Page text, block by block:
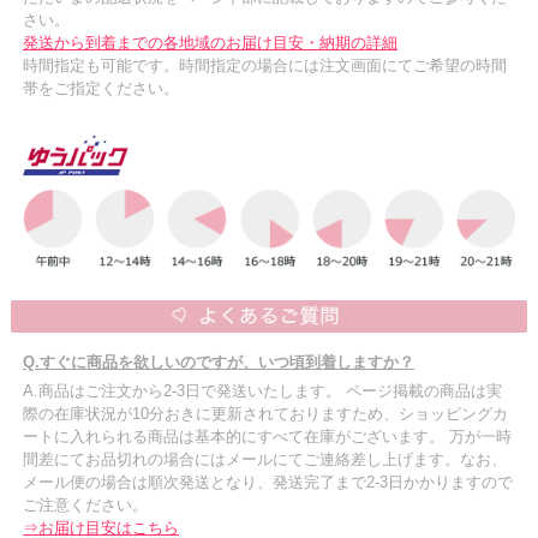
さい。
発送から到着までの各地域のお届け目安・納期の詳細
時間指定も可能です。時間指定の場合には注文画面にてご希望の時間
帯をご指定ください。
Q.すぐに商品を欲しいのですが、いつ頃到着しますか？
A.商品はご注文から2-3日で発送いたします。 ページ掲載の商品は実
際の在庫状況が10分おきに更新されておりますため、ショッピングカ
ートに入れられる商品は基本的にすべて在庫がございます。 万が一時
間差にてお品切れの場合にはメールにてご連絡差し上げます。なお、
メール便の場合は順次発送となり、発送完了まで2-3日かかりますので
ご注意ください。
⇒お届け目安はこちら